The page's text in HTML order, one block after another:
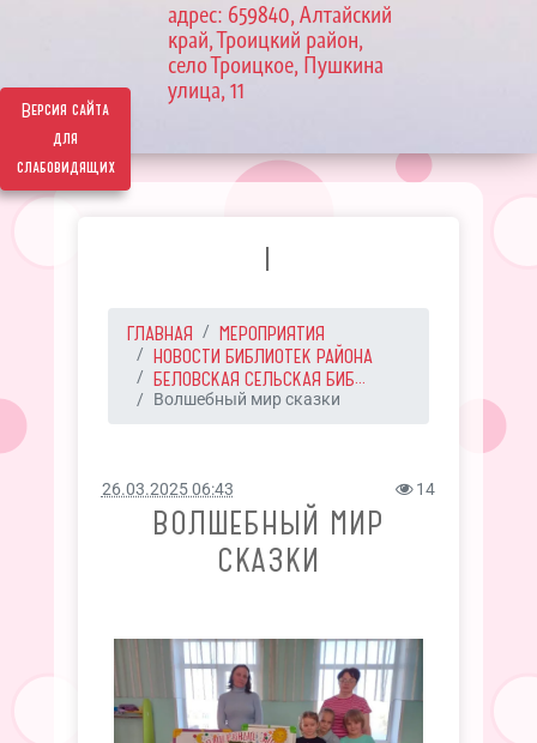
Версия сайта
для
слабовидящих
адрес: 659840, Алтайский
край, Троицкий район,
село Троицкое, Пушкина
улица, 11
I
ГЛАВНАЯ
МЕРОПРИЯТИЯ
НОВОСТИ БИБЛИОТЕК РАЙОНА
БЕЛОВСКАЯ СЕЛЬСКАЯ БИБ...
Волшебный мир сказки
26.03.2025 06:43 14
ВОЛШЕБНЫЙ МИР
СКАЗКИ